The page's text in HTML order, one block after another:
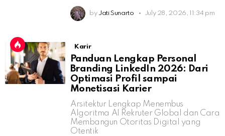
by Jati Sunarto July 28, 2026, 11:34 pm
Karir
Panduan Lengkap Personal
Branding LinkedIn 2026: Dari
Optimasi Profil sampai
Monetisasi Karier
Arsitektur Lengkap Menembus
Algoritma AI Rekruter Global dan Cara
Membangun Otoritas Digital yang
Otentik